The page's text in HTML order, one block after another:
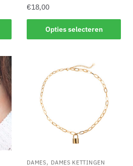
€18,00
Opties selecteren
product
variaties.
Deze
optie
gekozen
de
DAMES, DAMES KETTINGEN